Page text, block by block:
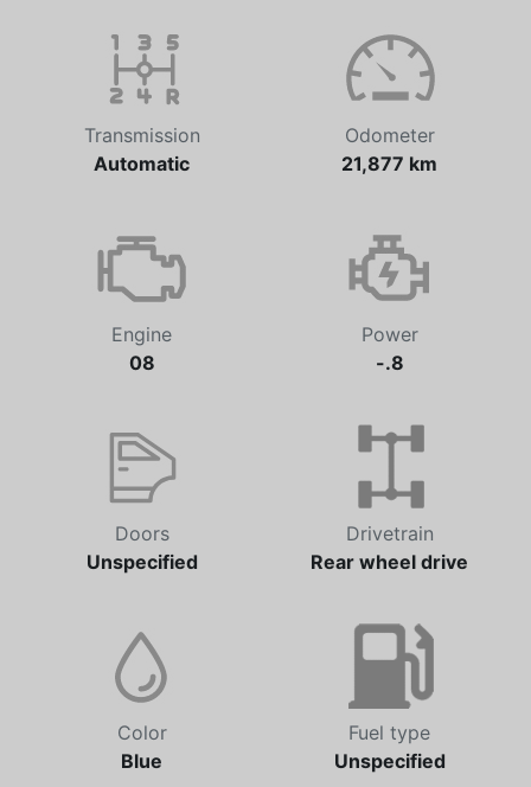
Transmission
Automatic
Odometer
21,877 km
Engine
08
Power
-.8
Doors
Unspecified
Drivetrain
Rear wheel drive
Color
Blue
Fuel type
Unspecified